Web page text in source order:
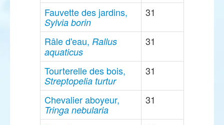
Fauvette des jardins,
Sylvia borin
31
Râle d'eau, Rallus
aquaticus
31
Tourterelle des bois,
Streptopelia turtur
31
Chevalier aboyeur,
Tringa nebularia
31